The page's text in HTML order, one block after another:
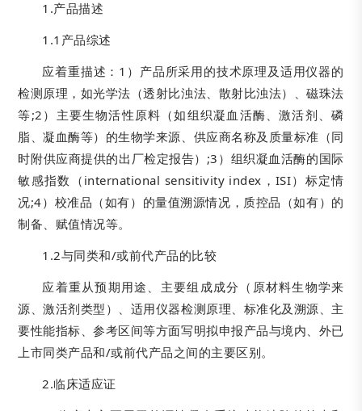
1.产品描述
1.1产品综述
应着重描述：1）产品所采用的技术原理及适用仪器的
检测原理，如光学法（透射比浊法、散射比浊法）、磁珠法
等;2）主要生物活性原料（如组织凝血活酶、激活剂、磷
脂、凝血酶等）的生物学来源、供应商名称及质量标准（同
时附供应商提供的出厂检定报告）;3）组织凝血活酶的国际
敏感指数（international sensitivity index，ISI）标定情
况;4）校准品（如有）的量值溯源情况，质控品（如有）的
制备、赋值情况等。
1.2与同类和/或前代产品的比较
应着重从预期用途、主要组成成分（原材料生物学来
源、激活剂类型）、适用仪器检测原理、标准化及溯源、主
要性能指标、参考区间等方面写明拟申报产品与境内、外已
上市同类产品和/或前代产品之间的主要区别。
2.临床适应证